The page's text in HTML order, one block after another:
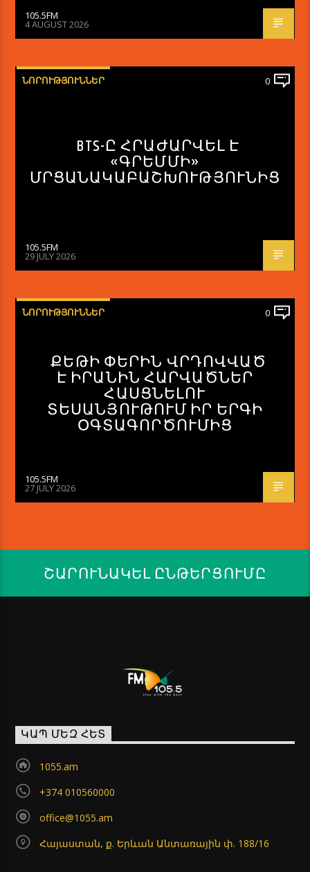
105.5FM
4 AUGUST 2026
ՆՈՐՈՒԹՅՈՒՆՆԵՐ 0
BTS-Ը ՀՐԱԺԱՐՎԵԼ Է
«ԳՐԵՄՄԻ»
ՄՐՑԱՆԱԿԱԲԱՇԽՈՒԹՅՈՒՆԻՑ
105.5FM
29 JULY 2026
ՆՈՐՈՒԹՅՈՒՆՆԵՐ 0
ՔԵԹԻ ՓԵՐԻՆ ՎՐԴՈՎՎԱԾ
Է ԻՐԱՆԻՆ ՀԱՐՎԱԾՆԵՐ
ՀԱՍՑՆԵԼՈՒ
ՏԵՍԱՆՅՈՒԹՈՒՄ ԻՐ ԵՐԳԻ
ՕԳՏԱԳՈՐԾՈՒՄԻՑ
105.5FM
27 JULY 2026
ՇԱՐՈՒՆԱԿԵԼ ԸՆԹԵՐՑՈՒՄԸ
ԿԱՊ ՄԵԶ ՀԵՏ
1055.am
+374 010560000
office@1055.am
Հայաստան, ք. Երևան Անտառային փ. 188/16